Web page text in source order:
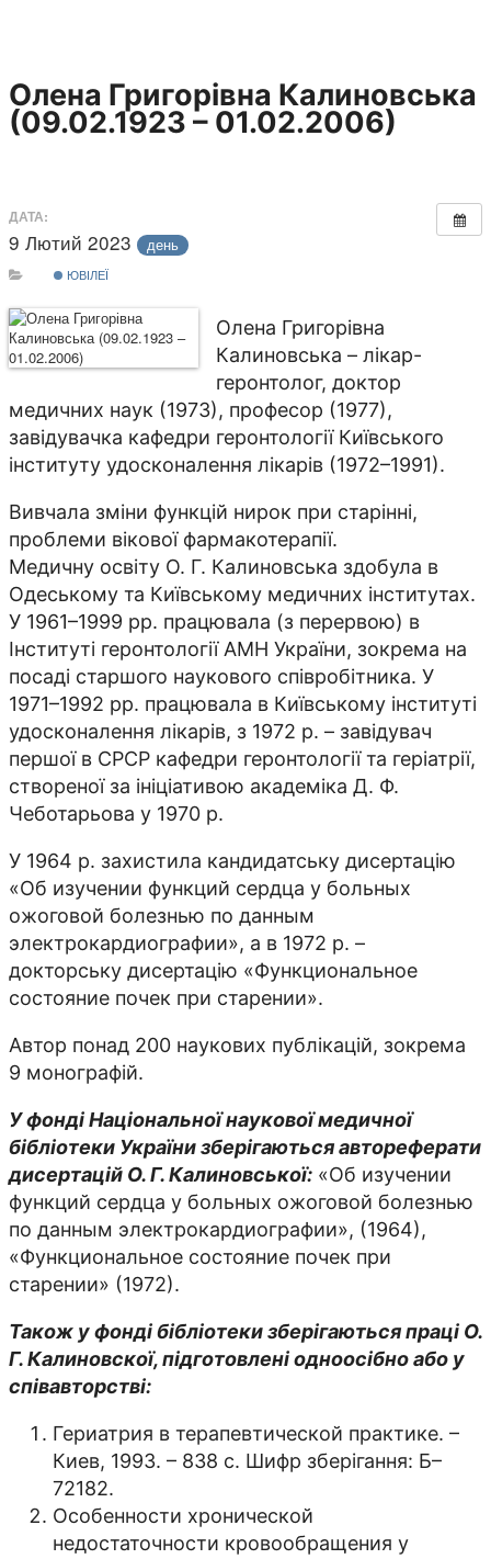
Олена Григорівна Калиновська
(09.02.1923 – 01.02.2006)
ДАТА:
9 Лютий 2023 день
ЮВІЛЕЇ
Олена Григорівна
Калиновська – лікар-
геронтолог, доктор
медичних наук (1973), професор (1977),
завідувачка кафедри геронтології Київського
інституту удосконалення лікарів (1972–1991).
Вивчала зміни функцій нирок при старінні,
проблеми вікової фармакотерапії.
Медичну освіту О. Г. Калиновська здобула в
Одеському та Київському медичних інститутах.
У 1961–1999 рр. працювала (з перервою) в
Інституті геронтології АМН України, зокрема на
посаді старшого наукового співробітника. У
1971–1992 рр. працювала в Київському інституті
удосконалення лікарів, з 1972 р. – завідувач
першої в СРСР кафедри геронтології та геріатрії,
створеної за ініціативою академіка Д. Ф.
Чеботарьова у 1970 р.
У 1964 р. захистила кандидатську дисертацію
«Об изучении функций сердца у больных
ожоговой болезнью по данным
электрокардиографии», а в 1972 р. –
докторську дисертацію «Функциональное
состояние почек при старении».
Автор понад 200 наукових публікацій, зокрема
9 монографій.
У фонді Національної наукової медичної
бібліотеки України зберігаються автореферати
дисертацій О. Г. Калиновської: «Об изучении
функций сердца у больных ожоговой болезнью
по данным электрокардиографии», (1964),
«Функциональное состояние почек при
старении» (1972).
Також у фонді бібліотеки зберігаються праці О.
Г. Калиновскої, підготовлені одноосібно або у
співавторстві:
Гериатрия в терапевтической практике. –
Киев, 1993. – 838 с. Шифр зберігання: Б–
72182.
Особенности хронической
недостаточности кровообращения у